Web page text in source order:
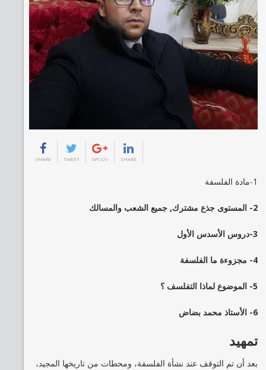
SHARE TWEET GPLUS SHARE
1-مادة الفلسفة
2- المستوى جذع مشترك, جميع الشعب والمسالك
3-دروس الأسدس الأول
4- مجزوءة ما الفلسفة
5- الموضوع لماذا التفلسف ؟
6- الأستاذ محمد بضاض
تمهيد
بعد أن تم التوقف عند نشأة الفلسفة، ومحطات من تاريخها المجيد،